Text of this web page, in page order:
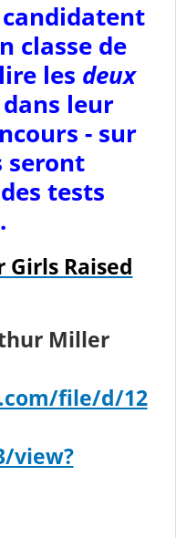
classe de
les deux
leur
- sur
seront
tests
Girls Raised
Miller
file/d/12
view?